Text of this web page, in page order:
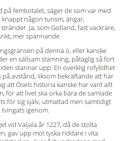
femtiotalet, säger de som var med
någon turism, ängar,
Ja, som Gotland, fast vackrare,
mer spännande.
på denna ö, eller kanske
en sällsam stämning, påtaglig så fort
stannar upp. En overklig rofylldhet
på avstånd, liksom bekräftande att här
att Ösels historia kanske har varit allt
för att livet ska orka bära de samlade
för sig själv, utmattad men samtidigt
igenom.
vid Valjala år 1227, då de stolta
gav upp mot tyska riddare i vita